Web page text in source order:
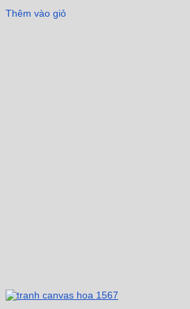
Thêm vào giỏ